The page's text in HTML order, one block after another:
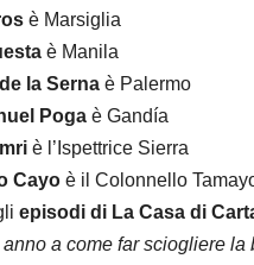
è Marsiglia
è Manila
la Serna è Palermo
Poga è Gandía
è l’Ispettrice Sierra
Cayo è il Colonnello
episodi di La Casa di
a come far sciogliere